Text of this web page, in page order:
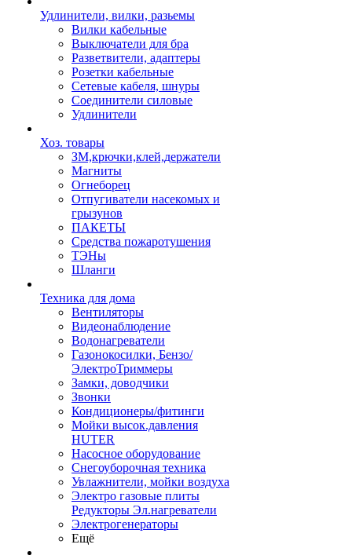
Удлинители, вилки, разьемы
Вилки кабельные
Выключатели для бра
Разветвители, адаптеры
Розетки кабельные
Сетевые кабеля, шнуры
Соединители силовые
Удлинители
Хоз. товары
ЗМ,крючки,клей,держатели
Магниты
Огнеборец
Отпугиватели насекомых и
грызунов
ПАКЕТЫ
Средства пожаротушения
ТЭНы
Шланги
Техника для дома
Вентиляторы
Видеонаблюдение
Водонагреватели
Газонокосилки, Бензо/
ЭлектроТриммеры
Замки, доводчики
Звонки
Кондиционеры/фитинги
Мойки высок.давления
HUTER
Насосное оборудование
Снегоуборочная техника
Увлажнители, мойки воздуха
Электро газовые плиты
Редукторы Эл.нагреватели
Электрогенераторы
Ещё